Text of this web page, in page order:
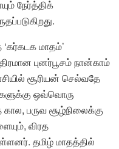
நேர்த்திக்
மாதம்’
புனர்பூசம் நான்காம்
சூரியன் செல்வதே
ஒவ்வொரு
பருவ சூழ்நிலைக்கு
விரத
தமிழ் மாதத்தில்